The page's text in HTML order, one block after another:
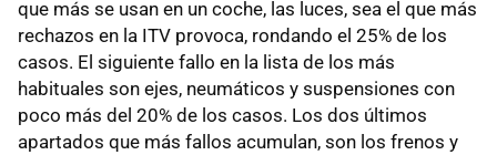
que más se usan en un coche, las luces, sea el que más
rechazos en la ITV provoca, rondando el 25% de los
casos. El siguiente fallo en la lista de los más
habituales son ejes, neumáticos y suspensiones con
poco más del 20% de los casos. Los dos últimos
apartados que más fallos acumulan, son los frenos y